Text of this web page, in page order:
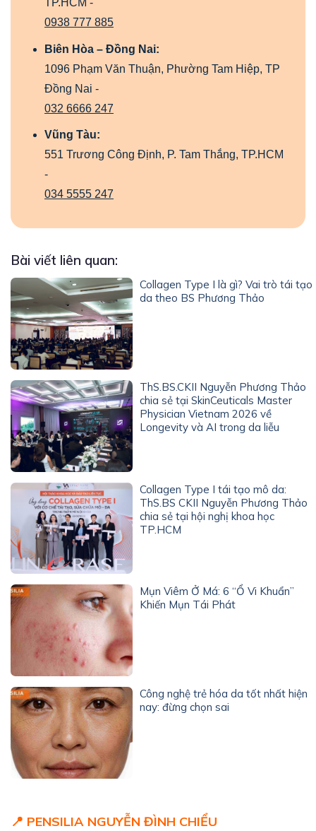
TP.HCM -
0938 777 885
Biên Hòa – Đồng Nai:
1096 Phạm Văn Thuận, Phường Tam Hiệp, TP
Đồng Nai -
032 6666 247
Vũng Tàu:
551 Trương Công Định, P. Tam Thắng, TP.HCM
-
034 5555 247
Bài viết liên quan:
Collagen Type I là gì? Vai trò tái tạo
da theo BS Phương Thảo
ThS.BS.CKII Nguyễn Phương Thảo
chia sẻ tại SkinCeuticals Master
Physician Vietnam 2026 về
Longevity và AI trong da liễu
Collagen Type I tái tạo mô da:
ThS.BS CKII Nguyễn Phương Thảo
chia sẻ tại hội nghị khoa học
TP.HCM
Mụn Viêm Ở Má: 6 “Ổ Vi Khuẩn”
Khiến Mụn Tái Phát
Công nghệ trẻ hóa da tốt nhất hiện
nay: đừng chọn sai
📍 PENSILIA NGUYỄN ĐÌNH CHIỂU